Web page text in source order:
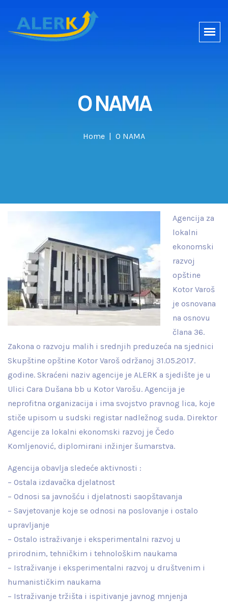
O NAMA
Home O NAMA
Agencija za
lokalni
ekonomski
razvoj
opštine
Kotor Varoš
je osnovana
na osnovu
člana 36.
Zakona o razvoju malih i srednjih preduzeća na sjednici
Skupštine opštine Kotor Varoš održanoj 31.05.2017.
godine. Skraćeni naziv agencije je ALERK a sjedište je u
Ulici Cara Dušana bb u Kotor Varošu. Agencija je
neprofitna organizacija i ima svojstvo pravnog lica, koje
stiče upisom u sudski registar nadležnog suda. Direktor
Agencije za lokalni ekonomski razvoj je Čedo
Komljenović, diplomirani inžinjer šumarstva.
Agencija obavlja sledeće aktivnosti :
– Ostala izdavačka djelatnost
– Odnosi sa javnošću i djelatnosti saopštavanja
– Savjetovanje koje se odnosi na poslovanje i ostalo
upravljanje
– Ostalo istraživanje i eksperimentalni razvoj u
prirodnim, tehničkim i tehnološkim naukama
– Istraživanje i eksperimentalni razvoj u društvenim i
humanističkim naukama
– Istraživanje tržišta i ispitivanje javnog mnjenja